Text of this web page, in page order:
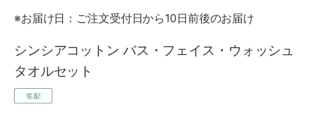
※お届け日：ご注文受付日から10日前後のお届け
シンシアコットン バス・フェイス・ウォッシュ
タオルセット